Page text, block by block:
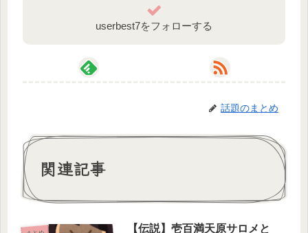
userbest7をフォローする
話題のまとめ
関連記事
【伝説】壱百満天原サロメと